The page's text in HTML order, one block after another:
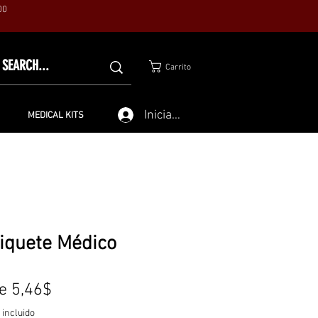
Carrito
MEDICAL KITS Iniciar sesión
Médico
5,46$
incluido